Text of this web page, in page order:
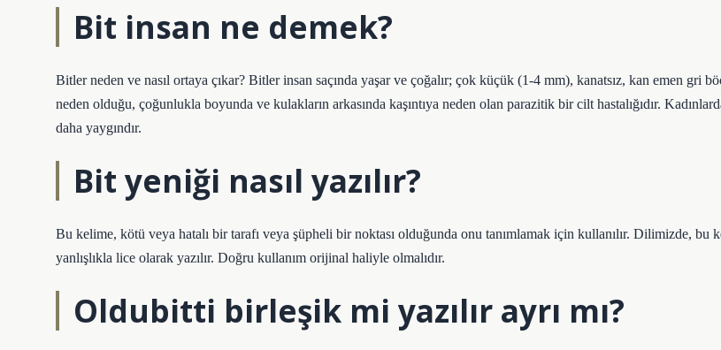
Bit insan ne demek?
Bitler neden ve nasıl ortaya çıkar? Bitler insan saçında yaşar ve çoğalır; çok küçük (1-4 mm), kanatsız, kan emen gri
neden olduğu, çoğunlukla boyunda ve kulakların arkasında kaşıntıya neden olan parazitik bir cilt hastalığıdır.
daha yaygındır.
Bit yeniği nasıl yazılır?
Bu kelime, kötü veya hatalı bir tarafı veya şüpheli bir noktası olduğunda onu tanımlamak için kullanılır. Dilimizde, bu
yanlışlıkla lice olarak yazılır. Doğru kullanım orijinal haliyle olmalıdır.
Oldubitti birleşik mi yazılır ayrı mı?